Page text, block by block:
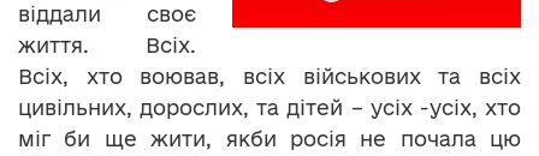
віддали своє
життя. Всіх.
Всіх, хто воював, всіх військових та всіх
цивільних, дорослих, та дітей – усіх -усіх, хто
міг би ще жити, якби росія не почала цю